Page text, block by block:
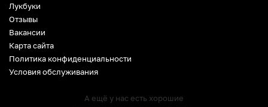
Лукбуки
Отзывы
Вакансии
Карта сайта
Политика конфиденциальности
Условия обслуживания
А ещё у нас есть хорошие